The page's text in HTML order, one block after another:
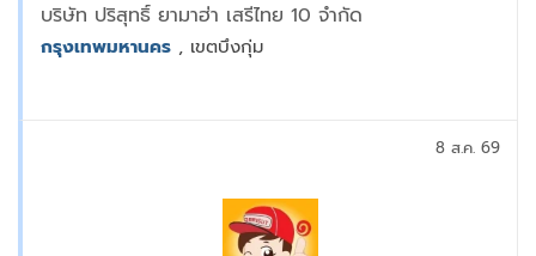
บริษัท ปริสุทธิ์ ยามาฮ่า เสรีไทย 10 จำกัด
กรุงเทพมหานคร , เขตบึงกุ่ม
8 ส.ค. 69